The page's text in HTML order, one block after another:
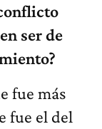
ser de
fue más
fue el del